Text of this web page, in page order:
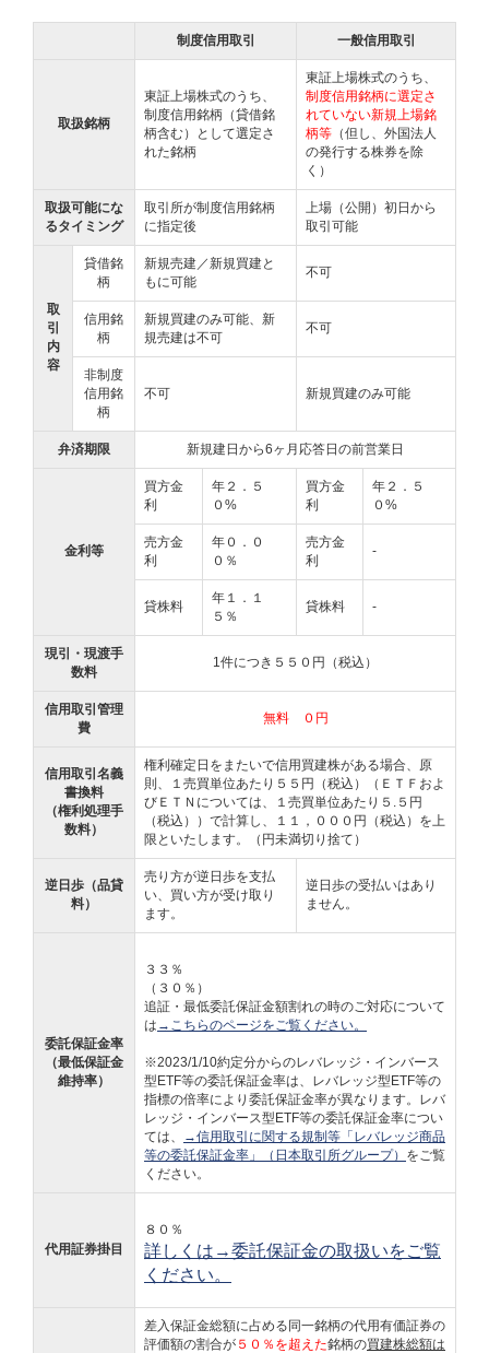
制度信用取引 一般信用取引
取扱銘柄
東証上場株式のうち、
制度信用銘柄（貸借銘
柄含む）として選定さ
れた銘柄
東証上場株式のうち、
制度信用銘柄に選定さ
れていない新規上場銘
柄等 （但し、外国法人
の発行する株券を除
く）
取扱可能にな
るタイミング
取引所が制度信用銘柄
に指定後
上場（公開）初日から
取引可能
取
引
内
容
貸借銘
柄
新規売建／新規買建と
もに可能
不可
信用銘
柄
新規買建のみ可能、新
規売建は不可
不可
非制度
信用銘
柄
不可 新規買建のみ可能
弁済期限 新規建日から6ヶ月応答日の前営業日
金利等
買方金
利
年２．５
０%
買方金
利
年２．５
０%
売方金
利
年０．０
０％
売方金
利
-
貸株料
年１．１
５％
貸株料 -
現引・現渡手
数料
1件につき５５０円（税込）
信用取引管理
費
無料 ０円
信用取引名義
書換料
（権利処理手
数料）
権利確定日をまたいで信用買建株がある場合、原
則、１売買単位あたり５５円（税込）（ＥＴＦおよ
びＥＴＮについては、１売買単位あたり５.５円
（税込））で計算し、１１，０００円（税込）を上
限といたします。（円未満切り捨て）
逆日歩（品貸
料）
売り方が逆日歩を支払
い、買い方が受け取り
ます。
逆日歩の受払いはあり
ません。
委託保証金率
（最低保証金
維持率）
３３％
（３０％）
追証・最低委託保証金額割れの時のご対応について
は →こちらのページをご覧ください。
※2023/1/10約定分からのレバレッジ・インバース
型ETF等の委託保証金率は、レバレッジ型ETF等の
指標の倍率により委託保証金率が異なります。レバ
レッジ・インバース型ETF等の委託保証金率につい
ては、
→信用取引に関する規制等「レバレッジ商品
等の委託保証金率」（日本取引所グループ） をご覧
ください。
代用証券掛目
８０％
詳しくは→委託保証金の取扱いをご覧
ください。
差入保証金総額に占める同一銘柄の代用有価証券の
評価額の割合が ５０％を超えた銘柄の買建株総額は